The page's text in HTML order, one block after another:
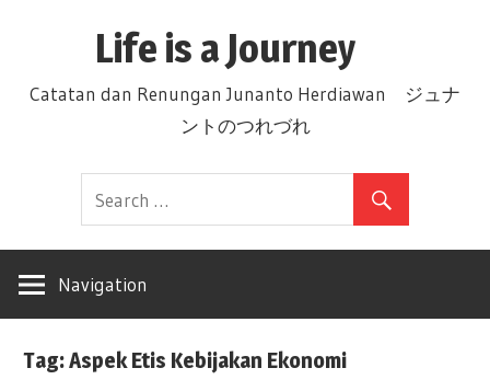
Life is a Journey
Catatan dan Renungan Junanto Herdiawan ジュナ
ントのつれづれ
Navigation
Tag: Aspek Etis Kebijakan Ekonomi